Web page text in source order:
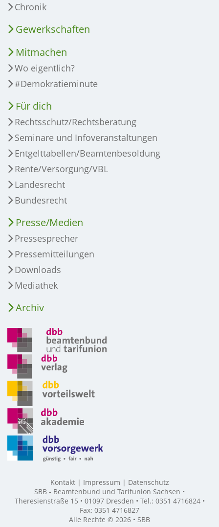
Chronik
Gewerkschaften
Mitmachen
Wo eigentlich?
#Demokratieminute
Für dich
Rechtsschutz/Rechtsberatung
Seminare und Infoveranstaltungen
Entgelttabellen/Beamtenbesoldung
Rente/Versorgung/VBL
Landesrecht
Bundesrecht
Presse/Medien
Pressesprecher
Pressemitteilungen
Downloads
Mediathek
Archiv
Kontakt Impressum
Datenschutz
SBB - Beamtenbund und Tarifunion Sachsen •
Theresienstraße 15 • 01097 Dresden • Tel.: 0351 4716824 •
Fax: 0351 4716827
Alle Rechte © 2026 • SBB